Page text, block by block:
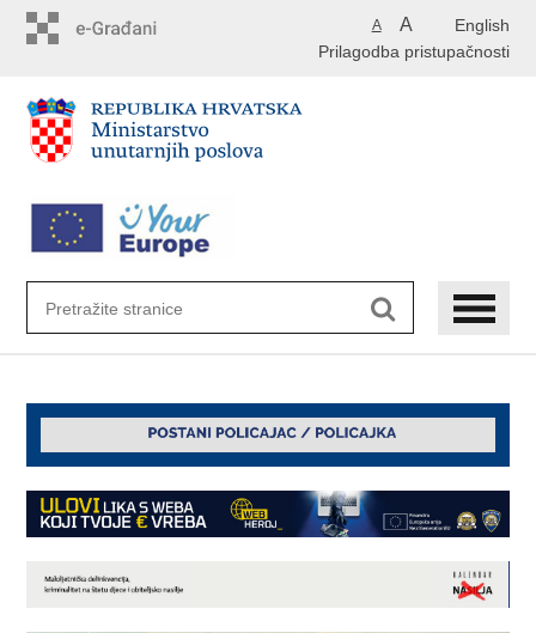
English
A A
Prilagodba pristupačnosti